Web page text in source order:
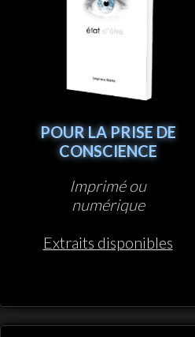
POUR LA PRISE DE
CONSCIENCE
Imprimé ou
numérique
Extraits disponibles